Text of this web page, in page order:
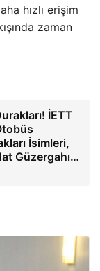
hızlı erişim
zaman
İETT
İsimleri,
Güzergahı…